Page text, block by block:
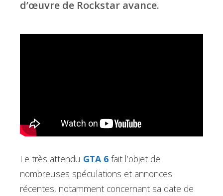
d’œuvre de Rockstar avance.
Le très attendu GTA 6 fait l’objet de
nombreuses spéculations et annonces
récentes, notamment concernant sa date de